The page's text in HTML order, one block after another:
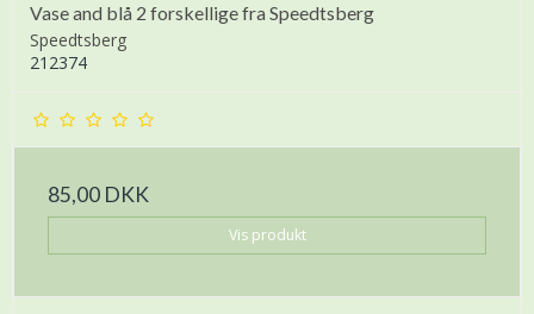
Vase and blå 2 forskellige fra Speedtsberg
Speedtsberg
212374
85,00 DKK
Vis produkt